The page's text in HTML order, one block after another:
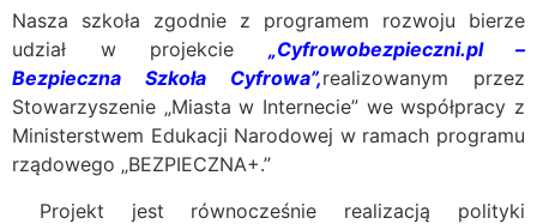
Nasza szkoła zgodnie z programem rozwoju bierze
udział w projekcie „Cyfrowobezpieczni.pl –
Bezpieczna Szkoła Cyfrowa”,realizowanym przez
Stowarzyszenie „Miasta w Internecie” we współpracy z
Ministerstwem Edukacji Narodowej w ramach programu
rządowego „BEZPIECZNA+.”
Projekt jest równocześnie realizacją polityki